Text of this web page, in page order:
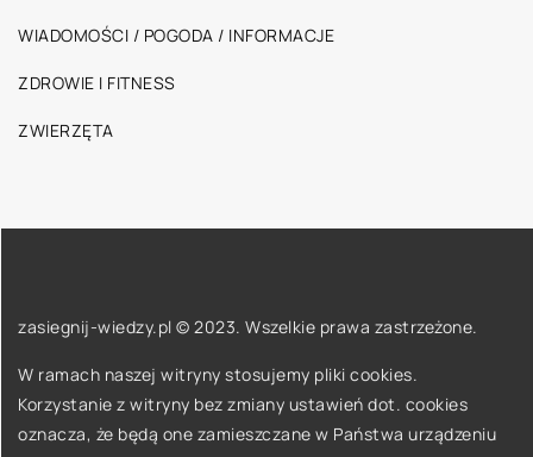
WIADOMOŚCI / POGODA / INFORMACJE
ZDROWIE I FITNESS
ZWIERZĘTA
zasiegnij-wiedzy.pl © 2023. Wszelkie prawa zastrzeżone.
W ramach naszej witryny stosujemy pliki cookies.
Korzystanie z witryny bez zmiany ustawień dot. cookies
oznacza, że będą one zamieszczane w Państwa urządzeniu